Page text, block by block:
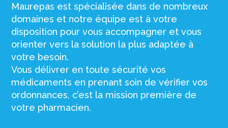
Maurepas est spécialisée dans de nombreux
domaines et notre équipe est à votre
disposition pour vous accompagner et vous
orienter vers la solution la plus adaptée à
votre besoin.
Vous délivrer en toute sécurité vos
médicaments en prenant soin de vérifier vos
ordonnances, c’est la mission première de
votre pharmacien.